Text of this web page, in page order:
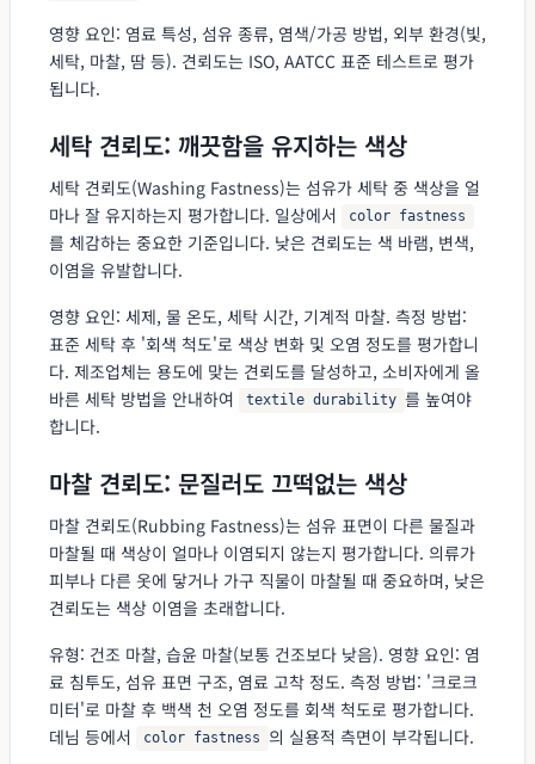
영향 요인: 염료 특성, 섬유 종류, 염색/가공 방법, 외부 환경(빛,
세탁, 마찰, 땀 등). 견뢰도는 ISO, AATCC 표준 테스트로 평가
됩니다.
세탁 견뢰도: 깨끗함을 유지하는 색상
세탁 견뢰도(Washing Fastness)는 섬유가 세탁 중 색상을 얼
마나 잘 유지하는지 평가합니다. 일상에서
color fastness
를 체감하는 중요한 기준입니다. 낮은 견뢰도는 색 바램, 변색,
이염을 유발합니다.
영향 요인: 세제, 물 온도, 세탁 시간, 기계적 마찰. 측정 방법:
표준 세탁 후 '회색 척도'로 색상 변화 및 오염 정도를 평가합니
다. 제조업체는 용도에 맞는 견뢰도를 달성하고, 소비자에게 올
바른 세탁 방법을 안내하여
textile durability 를 높여야
합니다.
마찰 견뢰도: 문질러도 끄떡없는 색상
마찰 견뢰도(Rubbing Fastness)는 섬유 표면이 다른 물질과
마찰될 때 색상이 얼마나 이염되지 않는지 평가합니다. 의류가
피부나 다른 옷에 닿거나 가구 직물이 마찰될 때 중요하며, 낮은
견뢰도는 색상 이염을 초래합니다.
유형: 건조 마찰, 습윤 마찰(보통 건조보다 낮음). 영향 요인: 염
료 침투도, 섬유 표면 구조, 염료 고착 정도. 측정 방법: '크로크
미터'로 마찰 후 백색 천 오염 정도를 회색 척도로 평가합니다.
데님 등에서
color fastness 의 실용적 측면이 부각됩니다.